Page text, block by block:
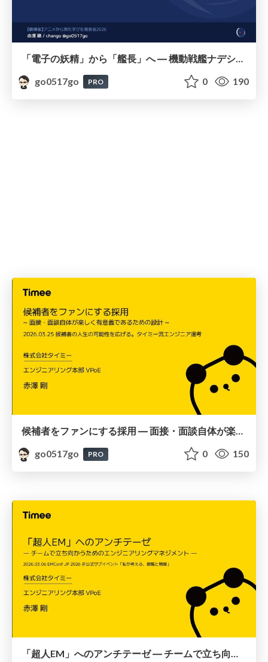
go0517go
PRO 0 190
候補者をファンにする採用 ― 面接・面談自体が楽しく有意義であるための設計 ―
go0517go
PRO 0 150
「超人EM」へのアンチテーゼ ― チームで立ち向かうためのエンジニアリングマネジメント ―